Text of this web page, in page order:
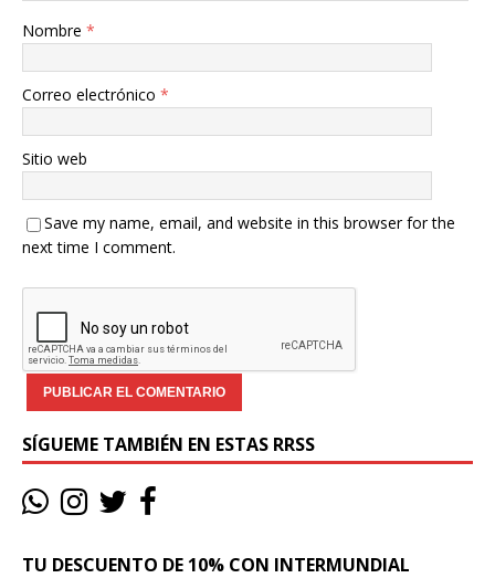
Nombre *
Correo electrónico *
Sitio web
Save my name, email, and website in this browser for the
next time I comment.
SÍGUEME TAMBIÉN EN ESTAS RRSS
TU DESCUENTO DE 10% CON INTERMUNDIAL